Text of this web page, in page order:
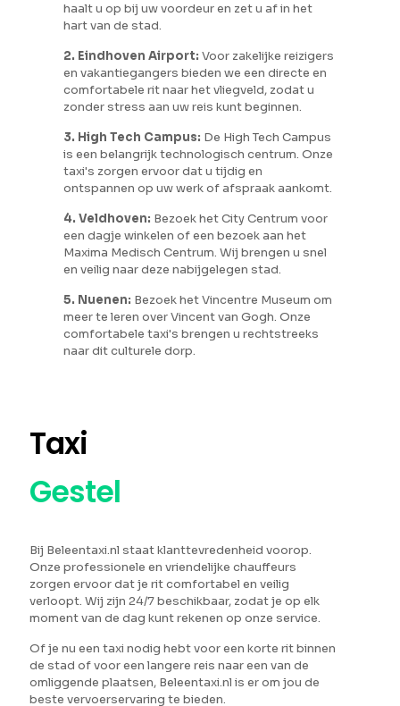
haalt u op bij uw voordeur en zet u af in het
hart van de stad.
2. Eindhoven Airport: Voor zakelijke reizigers
en vakantiegangers bieden we een directe en
comfortabele rit naar het vliegveld, zodat u
zonder stress aan uw reis kunt beginnen.
3. High Tech Campus: De High Tech Campus
is een belangrijk technologisch centrum. Onze
taxi's zorgen ervoor dat u tijdig en
ontspannen op uw werk of afspraak aankomt.
4. Veldhoven: Bezoek het City Centrum voor
een dagje winkelen of een bezoek aan het
Maxima Medisch Centrum. Wij brengen u snel
en veilig naar deze nabijgelegen stad.
5. Nuenen: Bezoek het Vincentre Museum om
meer te leren over Vincent van Gogh. Onze
comfortabele taxi's brengen u rechtstreeks
naar dit culturele dorp.
Taxi
Gestel
Bij Beleentaxi.nl staat klanttevredenheid voorop.
Onze professionele en vriendelijke chauffeurs
zorgen ervoor dat je rit comfortabel en veilig
verloopt. Wij zijn 24/7 beschikbaar, zodat je op elk
moment van de dag kunt rekenen op onze service.
Of je nu een taxi nodig hebt voor een korte rit binnen
de stad of voor een langere reis naar een van de
omliggende plaatsen, Beleentaxi.nl is er om jou de
beste vervoerservaring te bieden.